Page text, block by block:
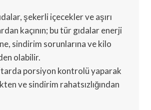
şekerli içecekler ve aşırı
kaçının; bu tür gıdalar enerji
sindirim sorunlarına ve kilo
olabilir.
porsiyon kontrolü yaparak
ve sindirim rahatsızlığından